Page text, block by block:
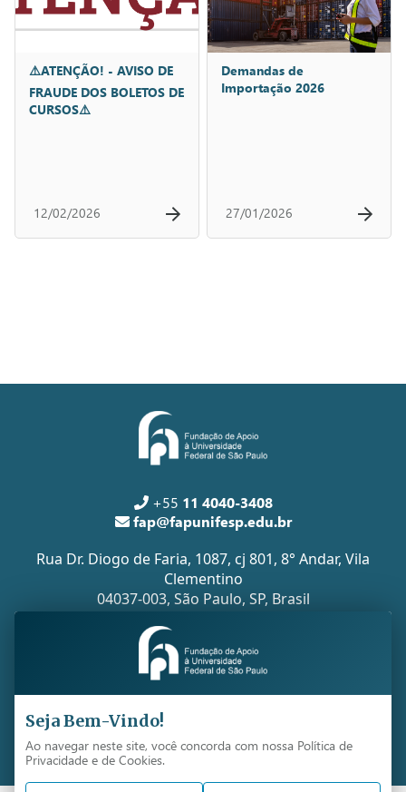
⚠️ATENÇÃO! - AVISO DE
FRAUDE DOS BOLETOS DE
CURSOS⚠️
12/02/2026
Demandas de
Importação 2026
27/01/2026
+55 11 4040-3408
fap@fapunifesp.edu.br
Rua Dr. Diogo de Faria, 1087, cj 801, 8° Andar, Vila
Clementino
04037-003, São Paulo, SP, Brasil
Todos os direitos reservados -
Desenvolvido por Imagenet Tecnologia
Seja Bem-Vindo!
Ao navegar neste site, você concorda com nossa Política de
Privacidade e de Cookies.